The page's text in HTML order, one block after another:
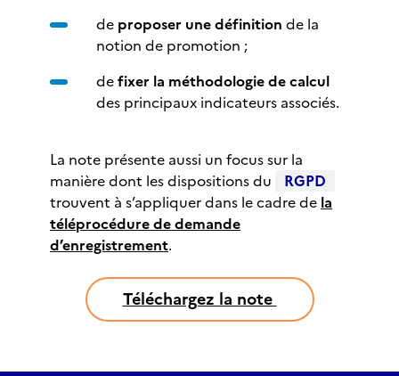
de proposer une définition de la
notion de promotion ;
defixer la méthodologie de calcul
des principaux indicateurs associés.
La note présente aussi un focus sur la
manière dont les dispositions du
RGPD
trouvent à s’appliquer dans le cadre de la
téléprocédure de demande
d’enregistrement.
Téléchargez la note